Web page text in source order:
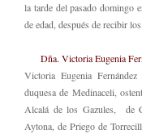
la tarde del pasado domingo
de edad, después de recibir
Dña. Victoria Eugenia
Victoria Eugenia
duquesa de Medinaceli,
Alcalá de los Gazules, de
Aytona, de Priego de